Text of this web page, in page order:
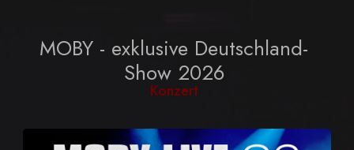
MOBY - exklusive Deutschland-
Show 2026
Konzert